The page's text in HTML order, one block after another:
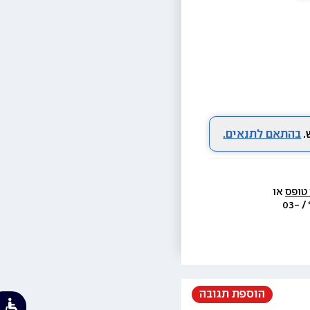
בהתאם לתנאים.
טופס
  או בת.ד 438 ראשון לציון או בטל׳  3733* / 03-
הוספת תגובה